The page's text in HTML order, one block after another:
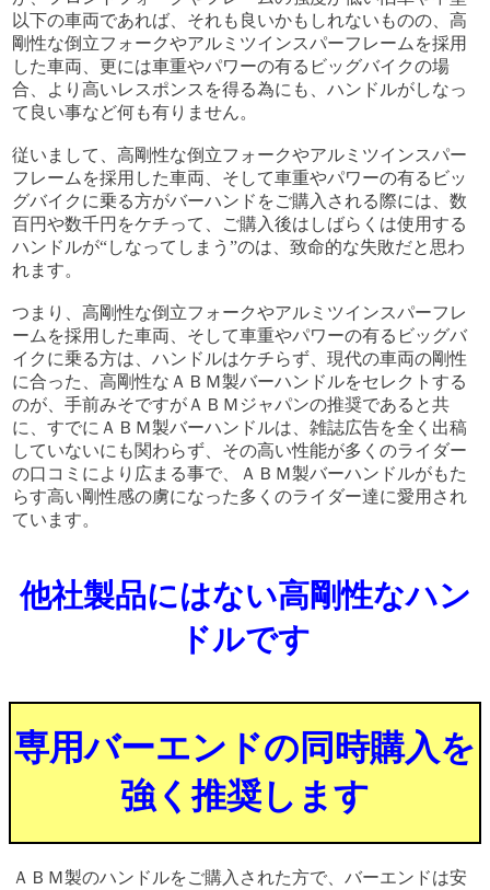
以下の車両であれば、それも良いかもしれないものの、高
剛性な倒立フォークやアルミツインスパーフレームを採用
した車両、更には車重やパワーの有るビッグバイクの場
合、より高いレスポンスを得る為にも、ハンドルがしなっ
て良い事など何も有りません。
従いまして、高剛性な倒立フォークやアルミツインスパー
フレームを採用した車両、そして車重やパワーの有るビッ
グバイクに乗る方がバーハンドをご購入される際には、数
百円や数千円をケチって、ご購入後はしばらくは使用する
ハンドルが“しなってしまう”のは、致命的な失敗だと思わ
れます。
つまり、高剛性な倒立フォークやアルミツインスパーフレ
ームを採用した車両、そして車重やパワーの有るビッグバ
イクに乗る方は、ハンドルはケチらず、現代の車両の剛性
に合った、高剛性なＡＢＭ製バーハンドルをセレクトする
のが、手前みそですがＡＢＭジャパンの推奨であると共
に、すでにＡＢＭ製バーハンドルは、雑誌広告を全く出稿
していないにも関わらず、その高い性能が多くのライダー
の口コミにより広まる事で、ＡＢＭ製バーハンドルがもた
らす高い剛性感の虜になった多くのライダー達に愛用され
ています。
他社製品にはない高剛性なハン
ドルです
専用バーエンドの同時購入を
強く推奨します
ＡＢＭ製のハンドルをご購入された方で、バーエンドは安